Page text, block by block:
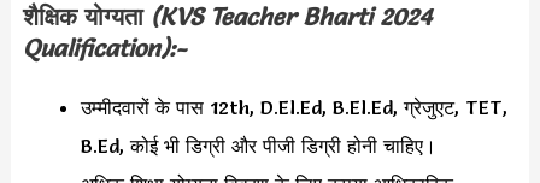
शैक्षिक योग्यता (KVS Teacher Bharti 2024
Qualification):-
उम्मीदवारों के पास 12th, D.El.Ed, B.El.Ed, ग्रेजुएट, TET,
B.Ed, कोई भी डिग्री और पीजी डिग्री होनी चाहिए।